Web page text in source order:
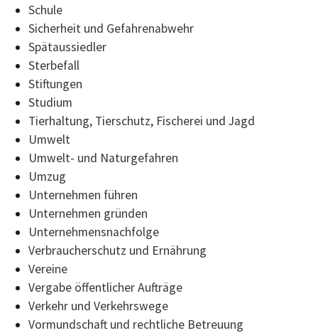
Schule
Sicherheit und Gefahrenabwehr
Spätaussiedler
Sterbefall
Stiftungen
Studium
Tierhaltung, Tierschutz, Fischerei und Jagd
Umwelt
Umwelt- und Naturgefahren
Umzug
Unternehmen führen
Unternehmen gründen
Unternehmensnachfolge
Verbraucherschutz und Ernährung
Vereine
Vergabe öffentlicher Aufträge
Verkehr und Verkehrswege
Vormundschaft und rechtliche Betreuung